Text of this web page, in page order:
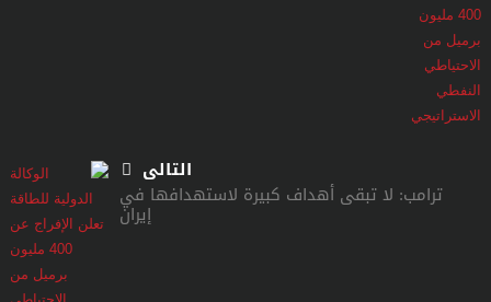
التالى
ترامب: لا تبقى أهداف كبيرة لاستهدافها في
إيران